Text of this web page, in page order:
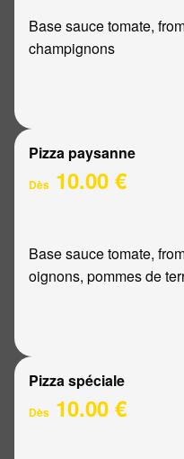
Base sauce tomate,
champignons
Pizza paysanne
Dès 10.00 €
Base sauce tomate,
oignons, pommes de
Pizza spéciale
Dès 10.00 €